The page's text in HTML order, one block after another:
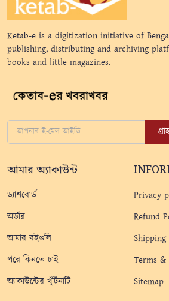
Ketab-e is a digitization initiative of
publishing, distributing and archiving
books and little magazines.
আমার অ্যাকাউন্ট
ড্যাশবোর্ড
অর্ডার
আমার বইগুলি
পরে কিনতে চাই
অ্যাকাউন্টের খুঁটিনাটি
Privacy
Refund
Terms &
Sitemap